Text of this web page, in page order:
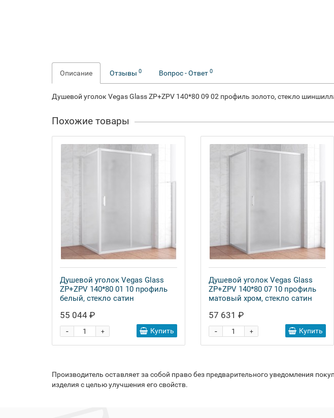
Описание Отзывы 0 Вопрос - Ответ 0
Душевой уголок Vegas Glass ZP+ZPV 140*80 09 02 профиль золото, стекло
Похожие товары
Душевой уголок Vegas Glass
ZP+ZPV 140*80 01 10 профиль
белый, стекло сатин
55 044 ₽
+
- Купить
Душевой уголок Vegas Glass
ZP+ZPV 140*80 07 10 профиль
матовый хром, стекло сатин
57 631 ₽
+
- Купить
Производитель оставляет за собой право без предварительного уведомления
изделия с целью улучшения его свойств.